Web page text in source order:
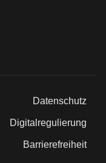
Datenschutz
Digitalregulierung
Barrierefreiheit